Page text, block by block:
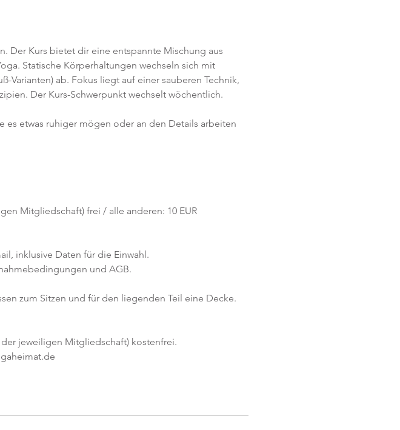
Der Kurs bietet dir eine entspannte Mischung aus
Statische Körperhaltungen wechseln sich mit
Varianten) ab. Fokus liegt auf einer sauberen Technik,
Der Kurs-Schwerpunkt wechselt wöchentlich.
es etwas ruhiger mögen oder an den Details arbeiten
Mitgliedschaft) frei / alle anderen: 10 EUR
inklusive Daten für die Einwahl.
und AGB.
zum Sitzen und für den liegenden Teil eine Decke.
jeweiligen Mitgliedschaft) kostenfrei.